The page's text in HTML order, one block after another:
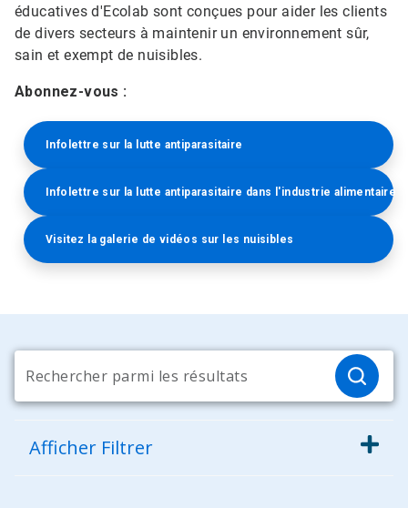
éducatives d'Ecolab sont conçues pour aider les clients
de divers secteurs à maintenir un environnement sûr,
sain et exempt de nuisibles.
Abonnez-vous :
Infolettre sur la lutte antiparasitaire
Infolettre sur la lutte antiparasitaire dans l'industrie alimentaire
Visitez la galerie de vidéos sur les nuisibles
Afficher Filtrer